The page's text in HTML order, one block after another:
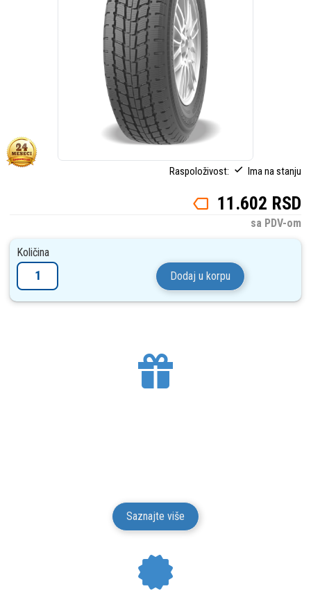
Raspoloživost: Ima na stanju
11.602 RSD
sa PDV-om
Količina
Dodaj u korpu
Saznajte više